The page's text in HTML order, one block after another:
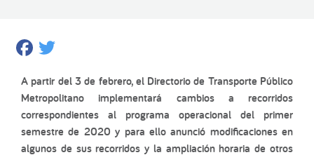
Facebook
A partir del 3 de febrero, el Directorio de Transporte Público
Metropolitano implementará cambios a recorridos
correspondientes al programa operacional del primer
semestre de 2020 y para ello anunció modificaciones en
algunos de sus recorridos y la ampliación horaria de otros